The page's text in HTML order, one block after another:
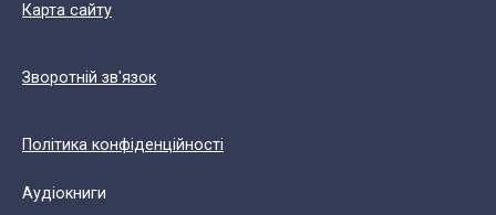
Карта сайту
Зворотній зв'язок
Політика конфіденційності
Аудіокниги